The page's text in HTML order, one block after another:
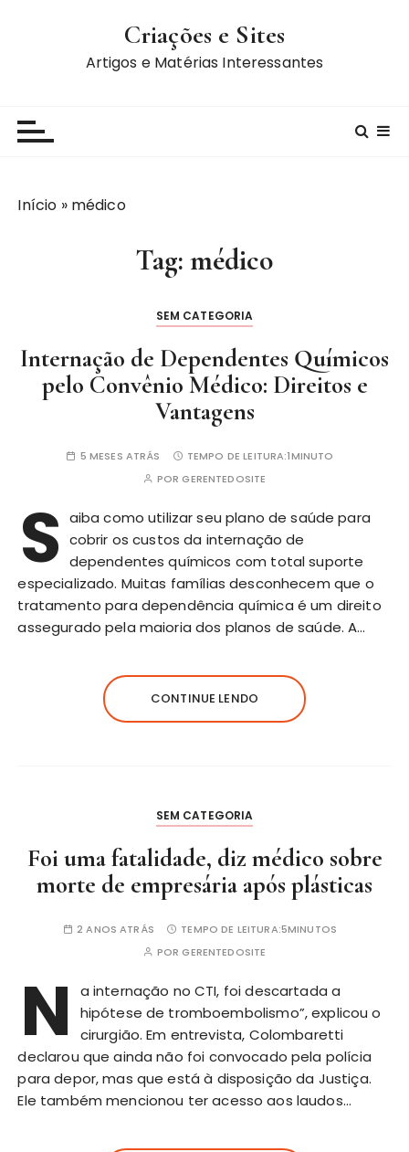
Criações e Sites
Artigos e Matérias Interessantes
Início » médico
Tag: médico
SEM CATEGORIA
Internação de Dependentes Químicos
pelo Convênio Médico: Direitos e
Vantagens
5 MESES ATRÁS TEMPO DE LEITURA:1MINUTO
PORGERENTEDOSITE
S aiba como utilizar seu plano de saúde para
cobrir os custos da internação de
dependentes químicos com total suporte
especializado. Muitas famílias desconhecem que o
tratamento para dependência química é um direito
assegurado pela maioria dos planos de saúde. A…
CONTINUE LENDO
SEM CATEGORIA
Foi uma fatalidade, diz médico sobre
morte de empresária após plásticas
2 ANOS ATRÁS TEMPO DE LEITURA:5MINUTOS
PORGERENTEDOSITE
N
a internação no CTI, foi descartada a
hipótese de tromboembolismo”, explicou o
cirurgião. Em entrevista, Colombaretti
declarou que ainda não foi convocado pela polícia
para depor, mas que está à disposição da Justiça.
Ele também mencionou ter acesso aos laudos…